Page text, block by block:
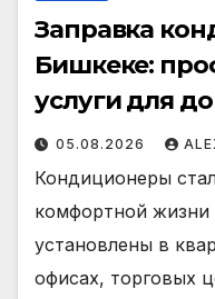
Заправка
Бишкеке:
услуги для
05.08.2026
Кондиционеры
комфортной
установлены в
офисах, торговых